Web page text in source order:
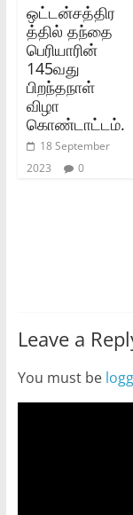
ஒட்டன்சத்திர
த்தில் தந்தை
பெரியாரின்
145வது
பிறந்தநாள்
விழா
கொண்டாட்டம்.
18 September
2023
0
Leave a
You must be